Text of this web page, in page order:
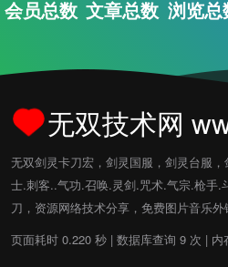
会员总数 文章总数 浏览总
无双技术网
无双剑灵卡刀宏，剑灵国服，剑灵台服
士.刺客..气功.召唤.灵剑.咒术.气宗.枪手.
刀，资源网络技术分享，免费图片音乐外
页面耗时 0.220 秒 | 数据库查询 9 次 | 内